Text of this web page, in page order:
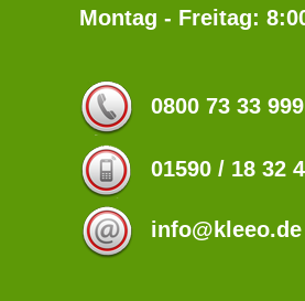
Montag - Freitag:
0800 73 33 999
01590 / 18 32
info@kleeo.de